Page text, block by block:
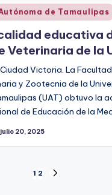
de Tamaulipas
educativa
Veterinaria de la
Ciudad Victoria. La
y Zootecnia de la
(UAT) obtuvo la
de Educación de la
julio 20, 2025
1 2